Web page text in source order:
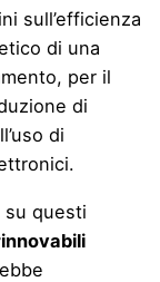
sull’efficienza
di una
per il
di
di
su questi